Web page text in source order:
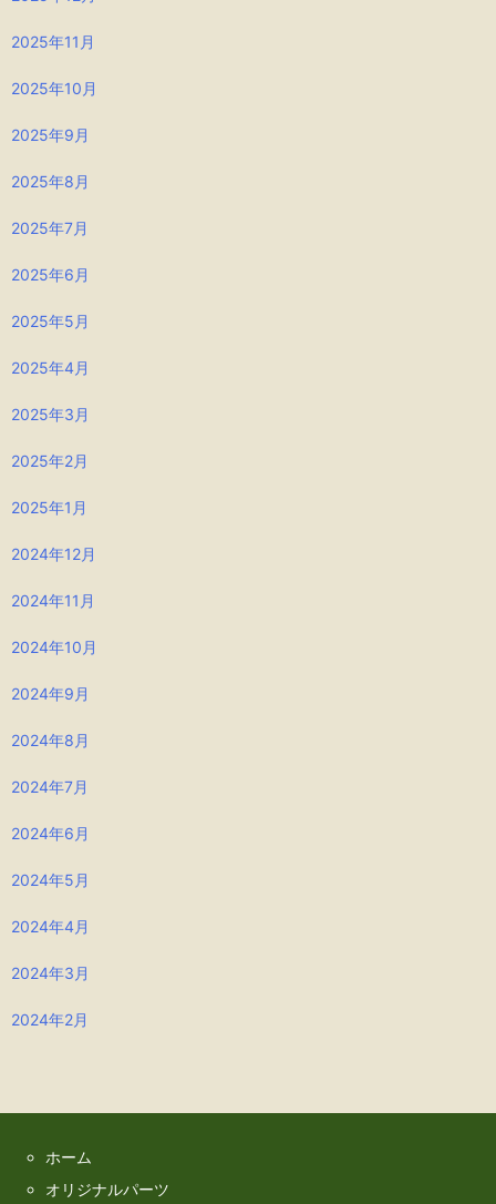
2025年11月
2025年10月
2025年9月
2025年8月
2025年7月
2025年6月
2025年5月
2025年4月
2025年3月
2025年2月
2025年1月
2024年12月
2024年11月
2024年10月
2024年9月
2024年8月
2024年7月
2024年6月
2024年5月
2024年4月
2024年3月
2024年2月
ホーム
オリジナルパーツ